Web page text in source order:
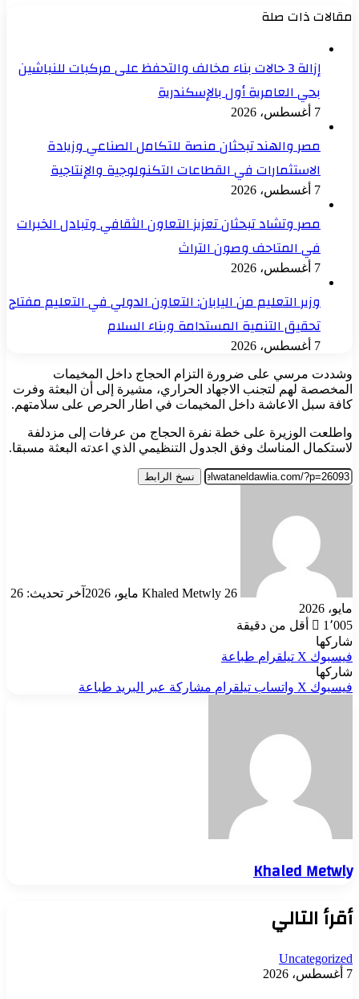
مقالات ذات صلة
إزالة 3 حالات بناء مخالف والتحفظ على مركبات للنباشين
بحي العامرية أول بالإسكندرية
7 أغسطس، 2026
مصر والهند تبحثان منصة للتكامل الصناعي وزيادة
الاستثمارات في القطاعات التكنولوجية والإنتاجية
7 أغسطس، 2026
مصر وتشاد تبحثان تعزيز التعاون الثقافي وتبادل الخبرات
في المتاحف وصون التراث
7 أغسطس، 2026
وزير التعليم من اليابان: التعاون الدولي في التعليم مفتاح
تحقيق التنمية المستدامة وبناء السلام
7 أغسطس، 2026
وشددت مرسي على ضرورة التزام الحجاج داخل المخيمات
المخصصة لهم لتجنب الاجهاد الحراري، مشيرة إلى أن البعثة وفرت
كافة سبل الاعاشة داخل المخيمات في اطار الحرص على سلامتهم.
واطلعت الوزيرة على خطة نفرة الحجاج من عرفات إلى مزدلفة
لاستكمال المناسك وفق الجدول التنظيمي الذي اعدته البعثة مسبقا.
نسخ الرابط
Khaled Metwly 26 مايو، 2026
آخر تحديث: 26
مايو، 2026
1٬005
أقل من دقيقة
شاركها
فيسبوك ‫X تيلقرام طباعة
شاركها
فيسبوك ‫X واتساب تيلقرام مشاركة عبر البريد طباعة
Khaled Metwly
أقرأ التالي
Uncategorized
7 أغسطس، 2026